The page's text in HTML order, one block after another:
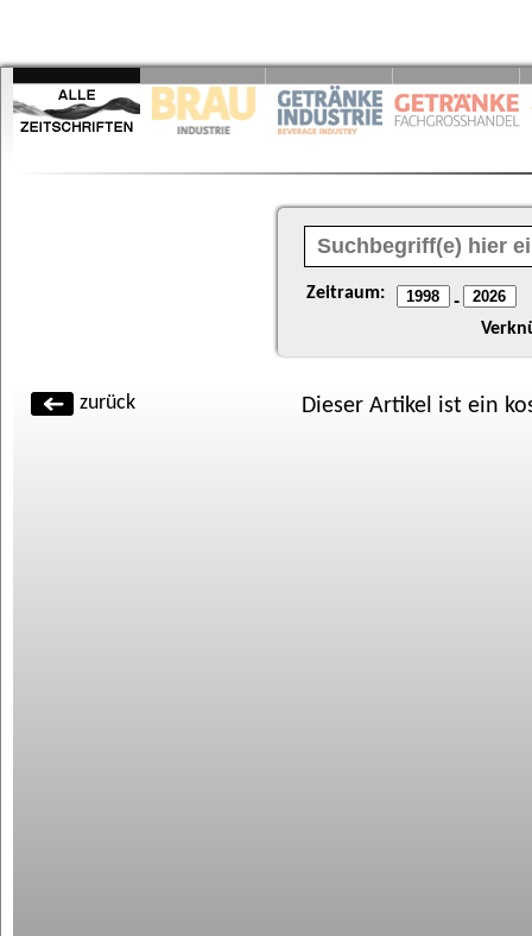
Zeitraum: -
zurück Dieser Artikel ist ein